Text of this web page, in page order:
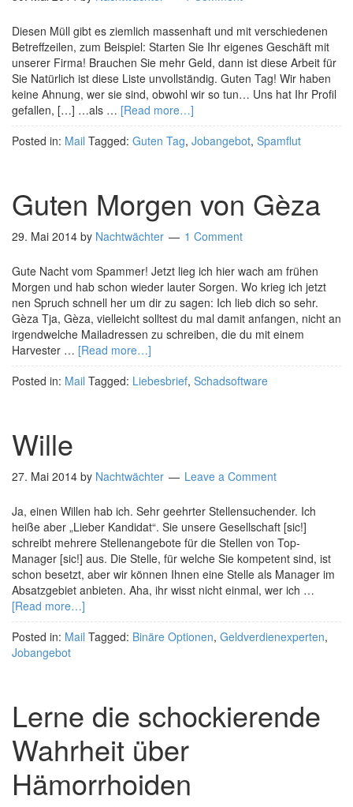
Diesen Müll gibt es ziemlich massenhaft und mit verschiedenen
Betreffzeilen, zum Beispiel: Starten Sie Ihr eigenes Geschäft mit
unserer Firma! Brauchen Sie mehr Geld, dann ist diese Arbeit für
Sie Natürlich ist diese Liste unvollständig. Guten Tag! Wir haben
keine Ahnung, wer sie sind, obwohl wir so tun… Uns hat Ihr Profil
gefallen, […] …als … [Read more…]
Posted in: Mail Tagged: Guten Tag, Jobangebot, Spamflut
Guten Morgen von Gèza
29. Mai 2014 by Nachtwächter 1 Comment
Gute Nacht vom Spammer! Jetzt lieg ich hier wach am frühen
Morgen und hab schon wieder lauter Sorgen. Wo krieg ich jetzt
nen Spruch schnell her um dir zu sagen: Ich lieb dich so sehr.
Gèza Tja, Gèza, vielleicht solltest du mal damit anfangen, nicht an
irgendwelche Mailadressen zu schreiben, die du mit einem
Harvester … [Read more…]
Posted in: Mail Tagged: Liebesbrief, Schadsoftware
Wille
27. Mai 2014 by Nachtwächter Leave a Comment
Ja, einen Willen hab ich. Sehr geehrter Stellensuchender. Ich
heiße aber „Lieber Kandidat“. Sie unsere Gesellschaft [sic!]
schreibt mehrere Stellenangebote für die Stellen von Top-
Manager [sic!] aus. Die Stelle, für welche Sie kompetent sind, ist
schon besetzt, aber wir können Ihnen eine Stelle als Manager im
Absatzgebiet anbieten. Aha, ihr wisst nicht einmal, wer ich …
[Read more…]
Posted in: Mail Tagged: Binäre Optionen, Geldverdienexperten,
Jobangebot
Lerne die schockierende
Wahrheit über
Hämorrhoiden